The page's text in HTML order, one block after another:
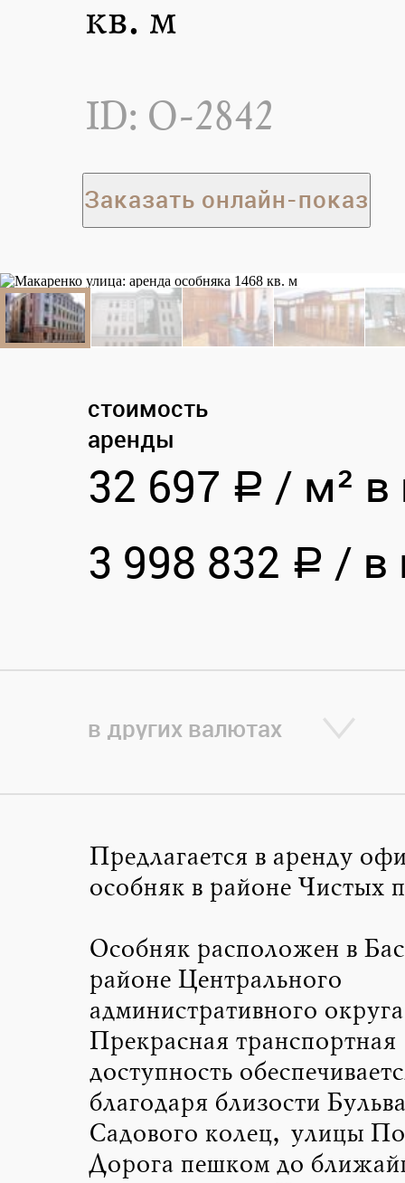
кв. м
ID: O-2842
Заказать онлайн-показ
стоимость
аренды
32 697 a / м² в
3 998 832 a / в
в других валютах
Предлагается в аренду
особняк в районе Чистых
Особняк расположен в
районе Центрального
административного
Прекрасная транспортная
доступность
благодаря близости
Садового колец, улицы
Дорога пешком до